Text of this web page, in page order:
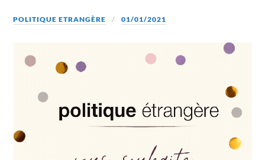
POLITIQUE ETRANGÈRE 01/01/2021